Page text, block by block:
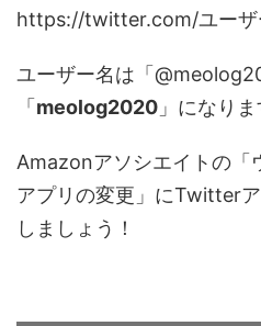
https://twitter.com/ユーザ
ユーザー名は「
「meolog2020 」になりま
Amazonアソシエイトの「
アプリの変更」にTwitter
しましょう！